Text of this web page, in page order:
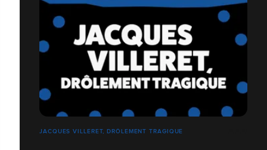
JACQUES VILLERET, DRÔLEMENT TRAGIQUE